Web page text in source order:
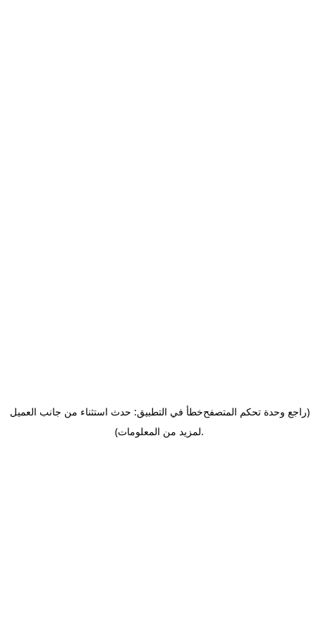
خطأ في التطبيق: حدث استثناء من جانب العميل(راجع وحدة تحكم المتصفح
لمزيد من المعلومات).